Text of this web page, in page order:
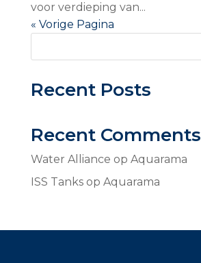
voor verdieping van...
« Vorige Pagina
Recent Posts
Recent Comments
Water Alliance op Aquarama
ISS Tanksop Aquarama